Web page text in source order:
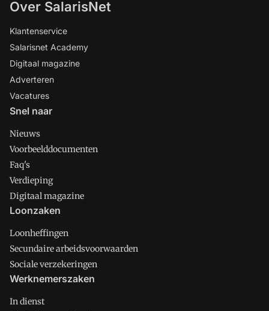
Over SalarisNet
Klantenservice
Salarisnet Academy
Digitaal magazine
Adverteren
Vacatures
Snel naar
Nieuws
Voorbeelddocumenten
Faq's
Verdieping
Digitaal magazine
Loonzaken
Loonheffingen
Secundaire arbeidsvoorwaarden
Sociale verzekeringen
Werknemerszaken
In dienst